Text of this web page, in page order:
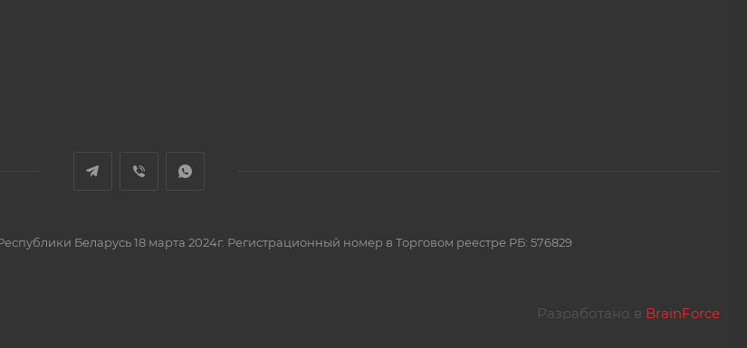
Беларусь 18 марта 2024г. Регистрационный номер в Торговом реестре РБ: 576829
Разработано в BrainForce